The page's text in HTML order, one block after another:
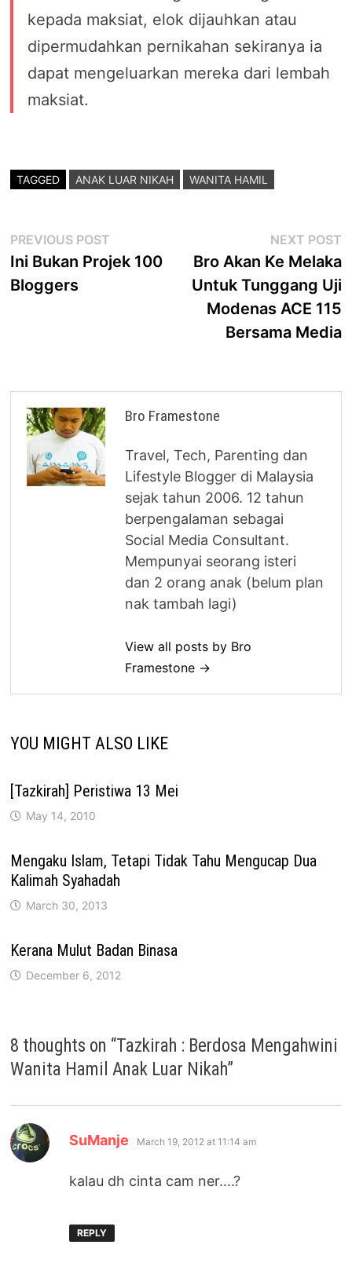
kepada maksiat, elok dijauhkan atau
dipermudahkan pernikahan sekiranya ia
dapat mengeluarkan mereka dari lembah
maksiat.
TAGGED ANAK LUAR NIKAH WANITA HAMIL
Post
navigation
PREVIOUS POST
post:
Ini Bukan Projek 100
Bloggers
NEXT POST
Bro Akan Ke Melaka
Untuk Tunggang Uji
Modenas ACE 115
Bersama Media
Bro Framestone
Travel, Tech, Parenting dan
Lifestyle Blogger di Malaysia
sejak tahun 2006. 12 tahun
berpengalaman sebagai
Social Media Consultant.
Mempunyai seorang isteri
dan 2 orang anak (belum plan
nak tambah lagi)
View all posts by Bro
Framestone →
YOU MIGHT ALSO LIKE
[Tazkirah] Peristiwa 13 Mei
May 14, 2010
Mengaku Islam, Tetapi Tidak Tahu Mengucap Dua
Kalimah Syahadah
March 30, 2013
Kerana Mulut Badan Binasa
December 6, 2012
8 thoughts on “Tazkirah : Berdosa Mengahwini
Wanita Hamil Anak Luar Nikah”
SuManje says:
March 19, 2012 at 11:14 am
kalau dh cinta cam ner….?
REPLY